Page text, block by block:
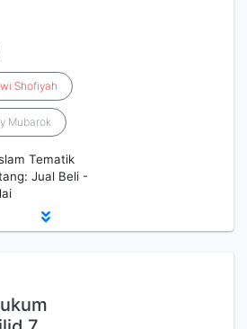
Shofiyah
Mubarok
Tematik
Jual Beli -